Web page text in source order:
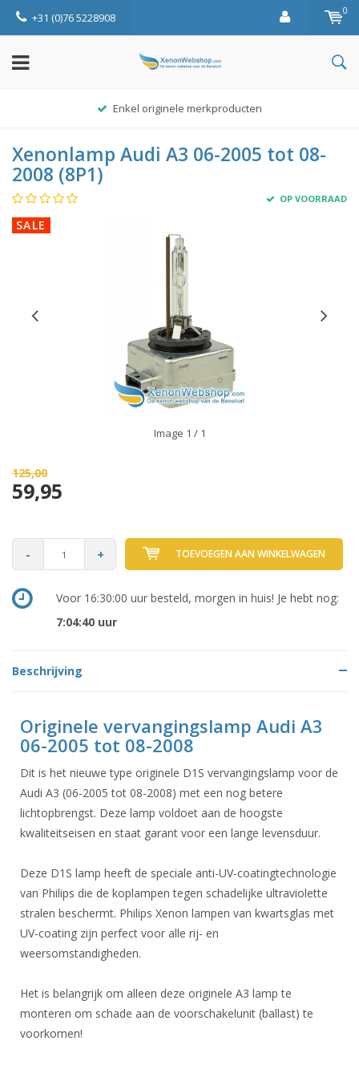
+31 (0)76 5228908 0
Enkel originele merkproducten
Xenonlamp Audi A3 06-2005 tot 08-
2008 (8P1)
OP VOORRAAD
SALE
Image 1 / 1
125,00
59,95
- + TOEVOEGEN AAN WINKELWAGEN
Voor 16:30:00 uur besteld, morgen in huis! Je hebt nog:
7:04:39uur
Beschrijving
Originele vervangingslamp Audi A3
06-2005 tot 08-2008
Dit is het nieuwe type originele D1S vervangingslamp voor de
Audi A3 (06-2005 tot 08-2008) met een nog betere
lichtopbrengst. Deze lamp voldoet aan de hoogste
kwaliteitseisen en staat garant voor een lange levensduur.
Deze D1S lamp heeft de speciale anti-UV-coatingtechnologie
van Philips die de koplampen tegen schadelijke ultraviolette
stralen beschermt. Philips Xenon lampen van kwartsglas met
UV-coating zijn perfect voor alle rij- en
weersomstandigheden.
Het is belangrijk om alleen deze originele A3 lamp te
monteren om schade aan de voorschakelunit (ballast) te
voorkomen!